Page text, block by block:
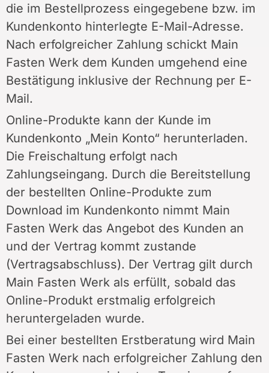
die im Bestellprozess eingegebene bzw. im
Kundenkonto hinterlegte E-Mail-Adresse.
Nach erfolgreicher Zahlung schickt Main
Fasten Werk dem Kunden umgehend eine
Bestätigung inklusive der Rechnung per E-
Mail.
Online-Produkte kann der Kunde im
Kundenkonto „Mein Konto“ herunterladen.
Die Freischaltung erfolgt nach
Zahlungseingang. Durch die Bereitstellung
der bestellten Online-Produkte zum
Download im Kundenkonto nimmt Main
Fasten Werk das Angebot des Kunden an
und der Vertrag kommt zustande
(Vertragsabschluss). Der Vertrag gilt durch
Main Fasten Werk als erfüllt, sobald das
Online-Produkt erstmalig erfolgreich
heruntergeladen wurde.
Bei einer bestellten Erstberatung wird Main
Fasten Werk nach erfolgreicher Zahlung den